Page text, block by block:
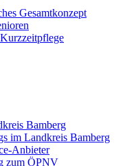
Gesamtkonzept
Bamberg
im Landkreis Bamberg
Anbieter
zum ÖPNV